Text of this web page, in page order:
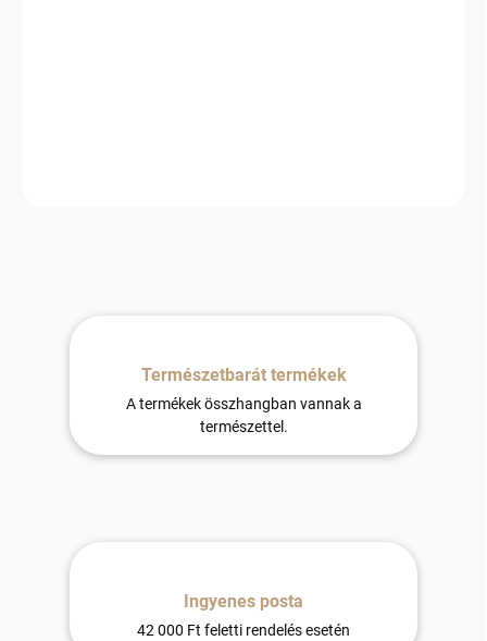
Természetbarát termékek
A termékek összhangban vannak a
természettel.
Ingyenes posta
42 000 Ft feletti rendelés esetén